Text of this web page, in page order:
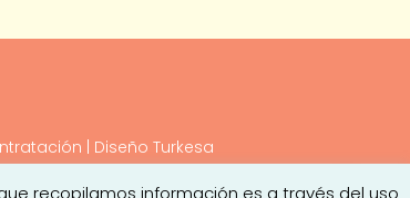
| Diseño Turkesa
recopilamos información es a través del uso